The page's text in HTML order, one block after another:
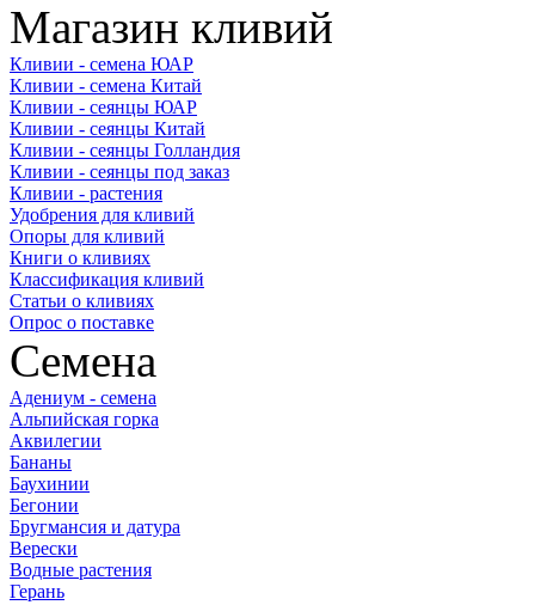
Магазин кливий
Кливии - семена ЮАР
Кливии - семена Китай
Кливии - сеянцы ЮАР
Кливии - сеянцы Китай
Кливии - сеянцы Голландия
Кливии - сеянцы под заказ
Кливии - растения
Удобрения для кливий
Опоры для кливий
Книги о кливиях
Классификация кливий
Статьи о кливиях
Опрос о поставке
Семена
Адениум - семена
Альпийская горка
Аквилегии
Бананы
Баухинии
Бегонии
Бругмансия и датура
Верески
Водные растения
Герань